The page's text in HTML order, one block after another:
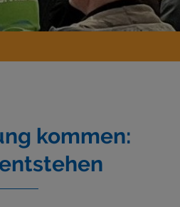
kommen: